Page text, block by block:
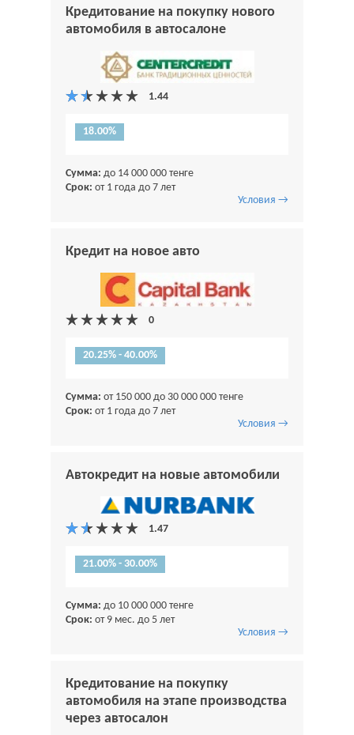
Кредитование на покупку нового
автомобиля в автосалоне
18.00%
Сумма: до 14 000 000 тенге
Срок: от 1 года до 7 лет
Условия →
Кредит на новое авто
20.25% - 40.00%
Сумма: от 150 000 до 30 000 000 тенге
Срок: от 1 года до 7 лет
Условия →
Автокредит на новые автомобили
21.00% - 30.00%
Сумма: до 10 000 000 тенге
Срок: от 9 мес. до 5 лет
Условия →
Кредитование на покупку
автомобиля на этапе производства
через автосалон